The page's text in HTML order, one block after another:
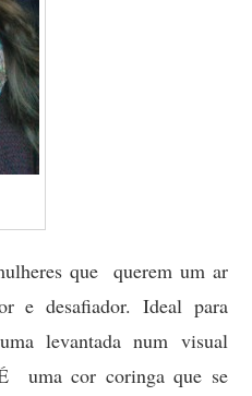
que querem um ar
e desafiador. Ideal para
levantada num visual
uma cor coringa que se